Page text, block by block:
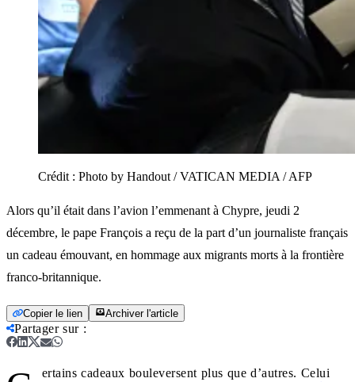
Crédit : Photo by Handout / VATICAN MEDIA / AFP
Alors qu’il était dans l’avion l’emmenant à Chypre, jeudi 2
décembre, le pape François a reçu de la part d’un journaliste français
un cadeau émouvant, en hommage aux migrants morts à la frontière
franco-britannique.
Copier le lien Archiver l'article
Partager sur:
ertains cadeaux bouleversent plus que d’autres. Celui